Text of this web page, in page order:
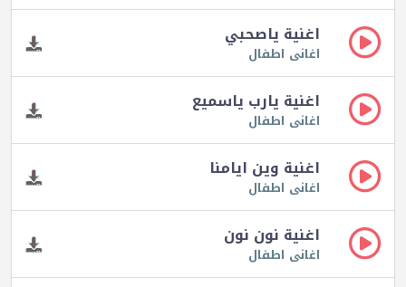
اغنية ياصحبي
اغانى اطفال
اغنية يارب ياسميع
اغانى اطفال
اغنية وين ايامنا
اغانى اطفال
اغنية نون نون
اغانى اطفال